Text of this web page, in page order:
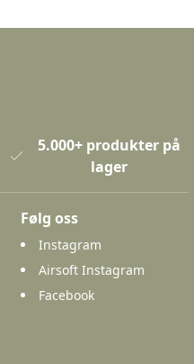
5.000+ produkter på
lager
Følg oss
Instagram
Airsoft Instagram
Facebook